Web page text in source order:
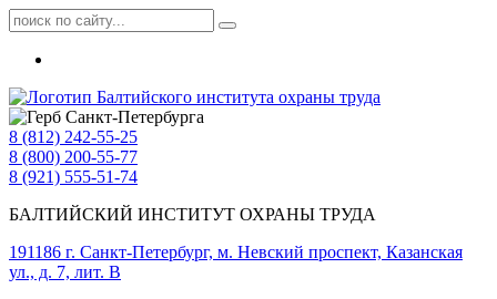
8 (812) 242-55-25
8 (800) 200-55-77
8 (921) 555-51-74
БАЛТИЙСКИЙ ИНСТИТУТ ОХРАНЫ ТРУДА
191186 г. Санкт-Петербург, м. Невский проспект, Казанская
ул., д. 7, лит. В